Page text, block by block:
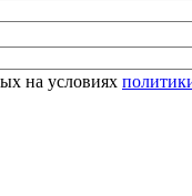
на условиях